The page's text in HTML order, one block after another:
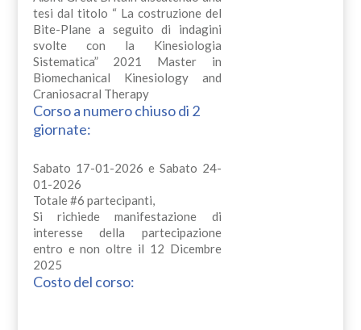
tesi dal titolo “ La costruzione del
Bite-Plane a seguito di indagini
svolte con la Kinesiologia
Sistematica” 2021 Master in
Biomechanical Kinesiology and
Craniosacral Therapy
Corso a numero chiuso di 2
giornate:
Sabato 17-01-2026 e Sabato 24-
01-2026
Totale #6 partecipanti,
Si richiede manifestazione di
interesse della partecipazione
entro e non oltre il 12 Dicembre
2025
Costo del corso: